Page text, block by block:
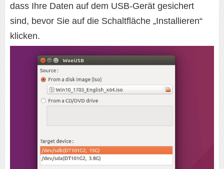
dass Ihre Daten auf dem USB-Gerät gesichert
sind, bevor Sie auf die Schaltfläche „Installieren“
klicken.